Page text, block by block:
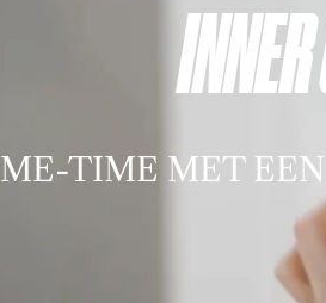
ME-TIME MET